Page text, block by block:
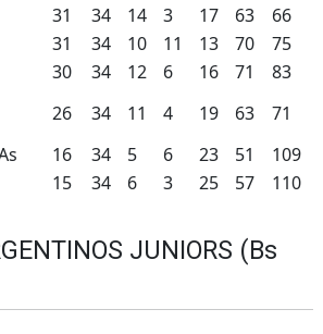
31 34 14 3 17 63
66
31 34 10 11 13 70
75
30 34 12 6 16 71
83
26 34 11 4 19 63
71
16 34 5 6 23 51
109
15 34 6 3 25 57 110
JUNIORS (Bs